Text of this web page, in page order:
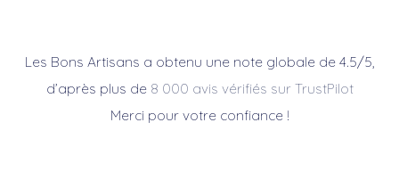
Les Bons Artisans a obtenu une note globale de 4.5/5,
d’après plus de 8 000 avis vérifiés sur TrustPilot
Merci pour votre confiance !